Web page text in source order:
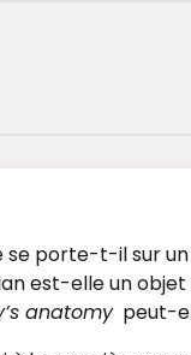
se porte-t-il sur
est-elle un
anatomypeut-